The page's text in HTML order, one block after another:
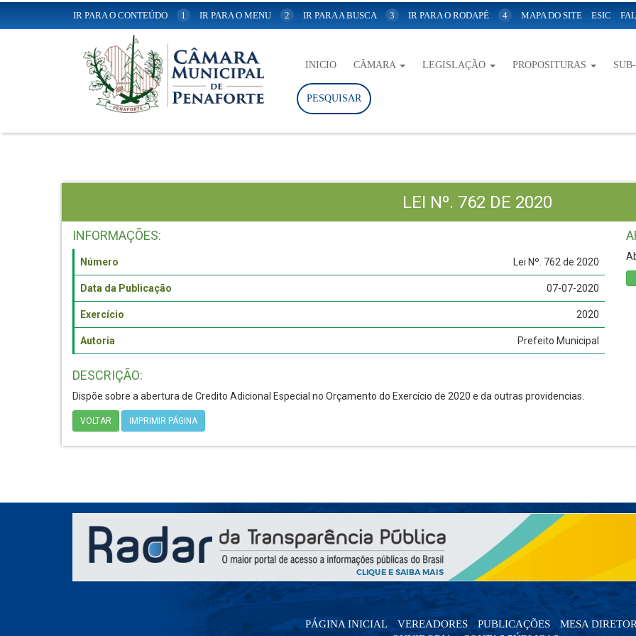
IR PARA O CONTEÚDO 1 IR PARA O MENU 2 IR PARA A BUSCA 3 IR PARA O RODAPÉ 4 MAPA DO SITE ESIC
INICIO CÂMARA LEGISLAÇÃO PROPOSITURAS
PESQUISAR
LEI Nº. 762 DE 2020
INFORMAÇÕES:
Número Lei Nº. 762 de 2020
Data da Publicação 07-07-2020
Exercício 2020
Autoria Prefeito Municipal
DESCRIÇÃO:
Dispõe sobre a abertura de Credito Adicional Especial no Orçamento do Exercício de 2020 e da outras providencias.
VOLTAR IMPRIMIR PÁGINA
PÁGINA INICIAL VEREADORES PUBLICAÇÕES
MESA